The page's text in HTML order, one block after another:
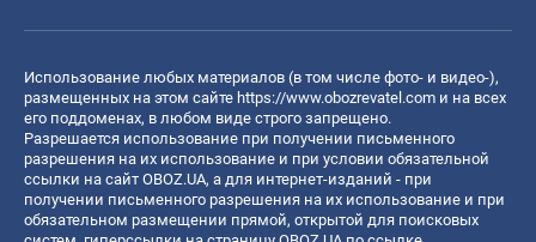
Использование любых материалов (в том числе фото- и видео-),
размещенных на этом сайте https://www.obozrevatel.com и на всех
его поддоменах, в любом виде строго запрещено.
Разрешается использование при получении письменного
разрешения на их использование и при условии обязательной
ссылки на сайт OBOZ.UA, а для интернет-изданий - при
получении письменного разрешения на их использование и при
обязательном размещении прямой, открытой для поисковых